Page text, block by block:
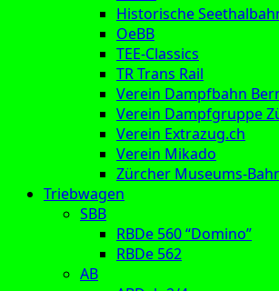
Historische
OeBB
TEE-Classics
TR Trans Rail
Verein Dampfbahn
Verein Dampfgruppe
Verein Extrazug.ch
Verein Mikado
Zürcher Museums-
Triebwagen
SBB
RBDe 560 “Domino”
RBDe 562
AB